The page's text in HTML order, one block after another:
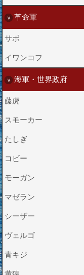
革命軍
サボ
イワンコフ
海軍・世界政府
藤虎
スモーカー
たしぎ
コビー
モーガン
マゼラン
シーザー
ヴェルゴ
青キジ